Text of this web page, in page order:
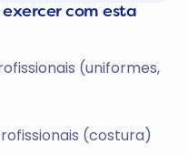
com esta
(uniformes,
(costura)